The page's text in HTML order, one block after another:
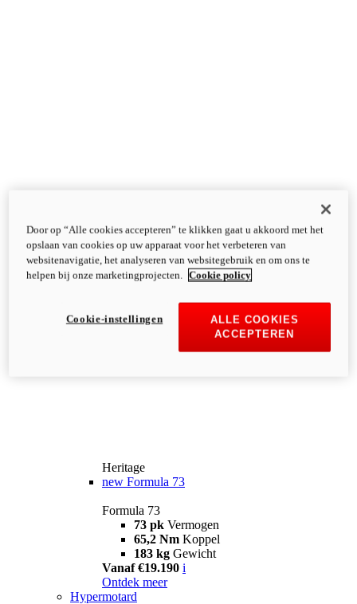
Heritage
new Formula 73
Formula 73
73 pk Vermogen
65,2 Nm Koppel
183 kg Gewicht
Vanaf €19.190 i
Ontdek meer
Hypermotard
Door op “Alle cookies accepteren” te klikken gaat u akkoord met het
opslaan van cookies op uw apparaat voor het verbeteren van
websitenavigatie, het analyseren van websitegebruik en om ons te
helpen bij onze marketingprojecten.
Cookie policy
ALLE COOKIES
ACCEPTEREN
Cookie-instellingen